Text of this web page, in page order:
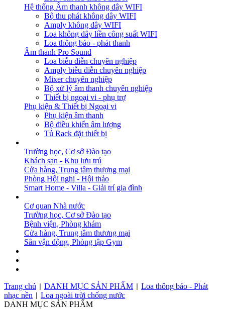
Hệ thống Âm thanh không dây WIFI
Bộ thu phát không dây WIFI
Amply không dây WIFI
Loa không dây liền công suất WIFI
Loa thông báo - phát thanh
Âm thanh Pro Sound
Loa biễu diễn chuyên nghiệp
Amply biễu diễn chuyên nghiệp
Mixer chuyên nghiệp
Bộ xử lý âm thanh chuyên nghiệp
Thiết bị ngoại vi - phụ trợ
Phụ kiện & Thiết bị Ngoại vi
Phụ kiện âm thanh
Bộ điều khiển âm lượng
Tủ Rack đặt thiết bị
Trường học, Cơ sở Đào tạo
Khách sạn - Khu lưu trú
Cửa hàng, Trung tâm thương mại
Phòng Hội nghị - Hội thảo
Smart Home - Villa - Giải trí gia đình
Cơ quan Nhà nước
Trường học, Cơ sở Đào tạo
Bệnh viện, Phòng khám
Cửa hàng, Trung tâm thương mại
Sân vận động, Phòng tập Gym
Trang chủ
DANH MỤC SẢN PHẨM
Loa thông báo - Phát
nhạc nền
Loa ngoài trời chống nước
DANH MỤC SẢN PHẨM